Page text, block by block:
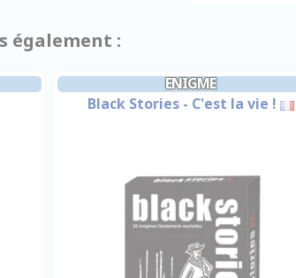
également :
ENIGME
Black Stories - C'est la vie !